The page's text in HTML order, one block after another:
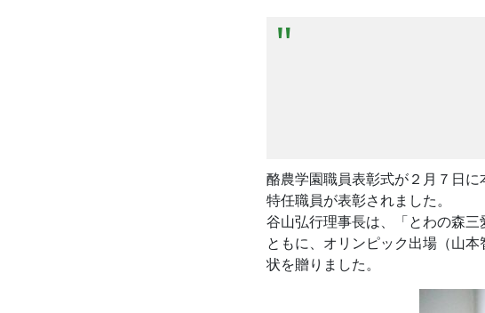
酪農学園職員表彰式が２月７日
特任職員が表彰されました。
谷山弘行理事長は、「とわの森
ともに、オリンピック出場（山
状を贈りました。